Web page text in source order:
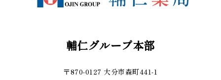
輔仁グループ本部
〒870-0127 大分市森町441-1